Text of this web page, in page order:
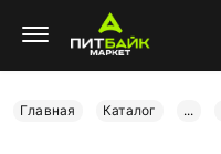
Главная Каталог ...